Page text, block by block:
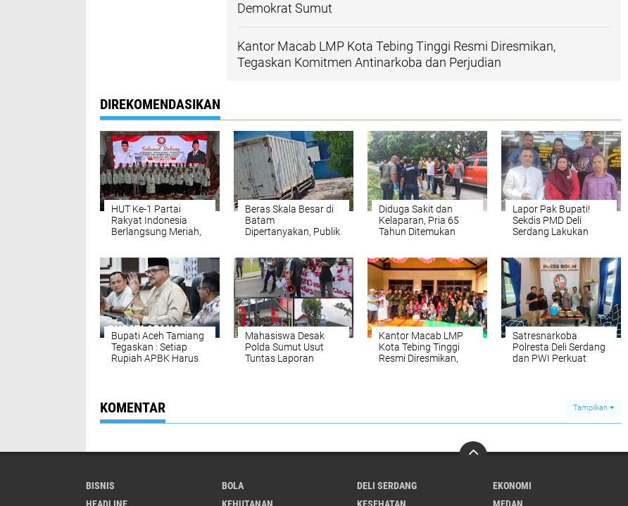
Demokrat Sumut
Kantor Macab LMP Kota Tebing Tinggi Resmi Diresmikan,
Tegaskan Komitmen Antinarkoba dan Perjudian
DIREKOMENDASIKAN
HUT Ke-1 Partai
Rakyat Indonesia
Berlangsung Meriah,
Mendatang
Beras Skala Besar di
Batam
Dipertanyakan, Publik
Diduga Sakit dan
Kelaparan, Pria 65
Tahun Ditemukan
Serdang
Lapor Pak Bupati!
Sekdis PMD Deli
Serdang Lakukan
Bupati Aceh Tamiang
Tegaskan : Setiap
Rupiah APBK Harus
Mahasiswa Desak
Polda Sumut Usut
Tuntas Laporan
Kantor Macab LMP
Kota Tebing Tinggi
Resmi Diresmikan,
Satresnarkoba
Polresta Deli Serdang
dan PWI Perkuat
KOMENTAR Tampilkan
BISNIS BOLA DELI SERDANG
EKONOMI